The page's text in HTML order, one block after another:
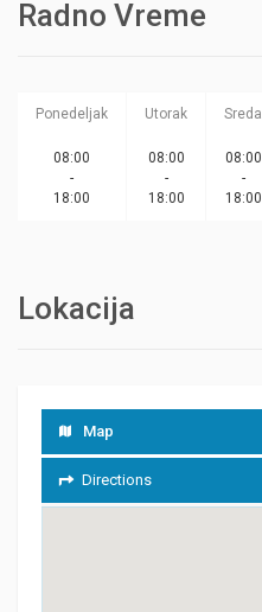
Radno Vreme
Ponedeljak Utorak Sreda
08:00
-
18:00
08:00
-
18:00
08:00
-
18:00
Lokacija
Map
Directions